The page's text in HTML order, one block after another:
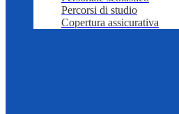
Percorsi di studio
Copertura assicurativa